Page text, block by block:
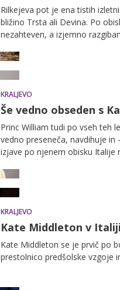
Rilkejeva pot je ena tistih
bližino Trsta ali Devina. Po
nezahteven, a izjemno
KRALJEVO
Še vedno obseden s
Princ William tudi po vseh teh
vedno preseneča, navdihuje
izjave po njenem obisku
KRALJEVO
Kate Middleton v
Kate Middleton se je prvič po
prestolnico predšolske vzgoje